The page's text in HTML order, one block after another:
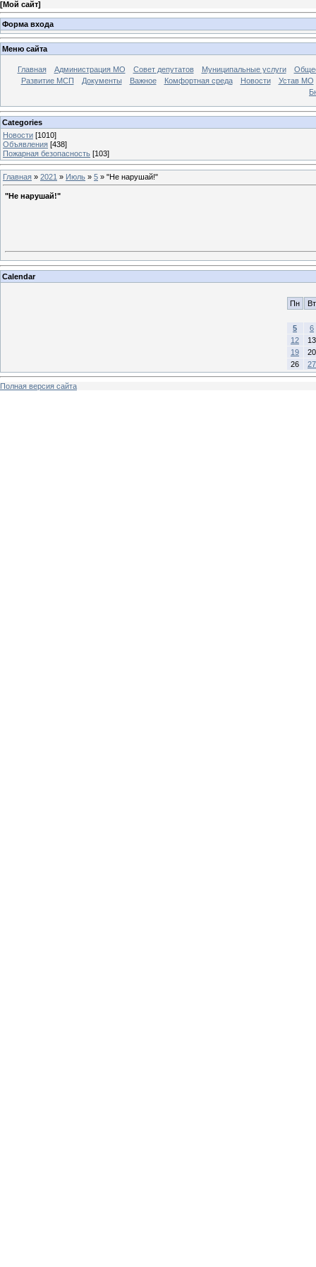
[Мой сайт]
Форма входа
Меню сайта
Главная Администрация МО Совет депутатов Муниципальные услуги
Развитие МСП
Документы Важное Комфортная среда Новости
Устав МО
Categories
Новости [1010]
Объявления [438]
Пожарная безопасность [103]
Главная » 2021 » Июль » 5 » "Не нарушай!"
"Не нарушай!"
Calendar
Пн Вт
5
6
12
13
19
20
26
27
Полная версия сайта